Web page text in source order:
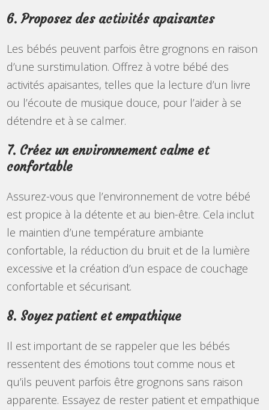
6. Proposez des activités apaisantes
Les bébés peuvent parfois être grognons en raison
d’une surstimulation. Offrez à votre bébé des
activités apaisantes, telles que la lecture d’un livre
ou l’écoute de musique douce, pour l’aider à se
détendre et à se calmer.
7. Créez un environnement calme et
confortable
Assurez-vous que l’environnement de votre bébé
est propice à la détente et au bien-être. Cela inclut
le maintien d’une température ambiante
confortable, la réduction du bruit et de la lumière
excessive et la création d’un espace de couchage
confortable et sécurisant.
8. Soyez patient et empathique
Il est important de se rappeler que les bébés
ressentent des émotions tout comme nous et
qu’ils peuvent parfois être grognons sans raison
apparente. Essayez de rester patient et empathique